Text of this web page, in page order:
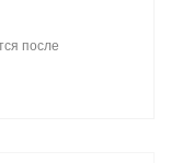
после